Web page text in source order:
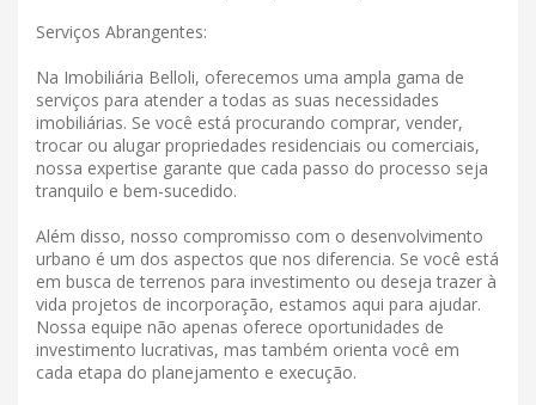
Serviços Abrangentes:
Na Imobiliária Belloli, oferecemos uma ampla gama de
serviços para atender a todas as suas necessidades
imobiliárias. Se você está procurando comprar, vender,
trocar ou alugar propriedades residenciais ou comerciais,
nossa expertise garante que cada passo do processo seja
tranquilo e bem-sucedido.
Além disso, nosso compromisso com o desenvolvimento
urbano é um dos aspectos que nos diferencia. Se você está
em busca de terrenos para investimento ou deseja trazer à
vida projetos de incorporação, estamos aqui para ajudar.
Nossa equipe não apenas oferece oportunidades de
investimento lucrativas, mas também orienta você em
cada etapa do planejamento e execução.